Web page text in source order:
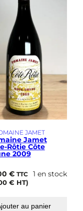
JAMET
Jamet
Rôtie Côte
2009
€ TTC
€HT)
1 en stock
au panier